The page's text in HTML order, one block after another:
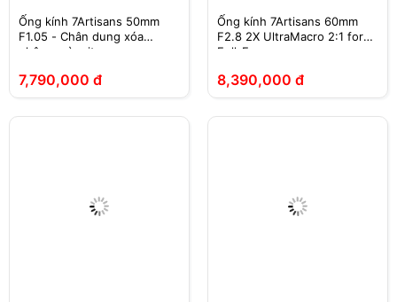
Ống kính 7Artisans 50mm
F1.05 - Chân dung xóa
phông mù mịt
7,790,000 đ
Ống kính 7Artisans 60mm
F2.8 2X UltraMacro 2:1 for
Full-Frame
8,390,000 đ